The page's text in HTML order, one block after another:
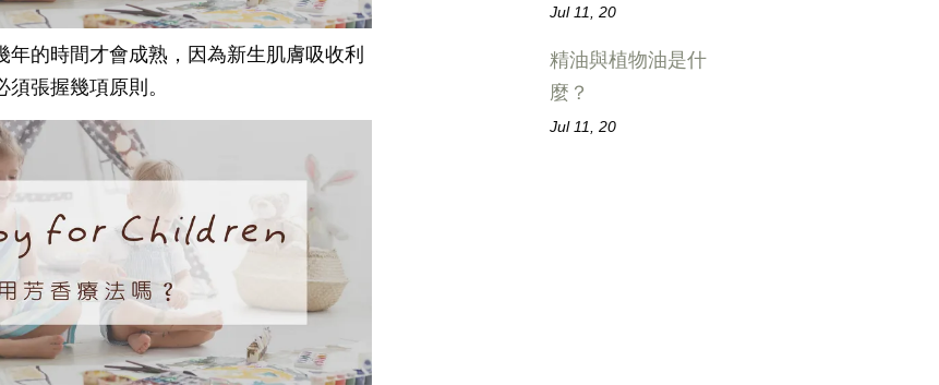
的時間才會成熟，因為新生肌膚吸收利
張握幾項原則。
Jul 11, 20
精油與植物油是什
麼？
Jul 11, 20